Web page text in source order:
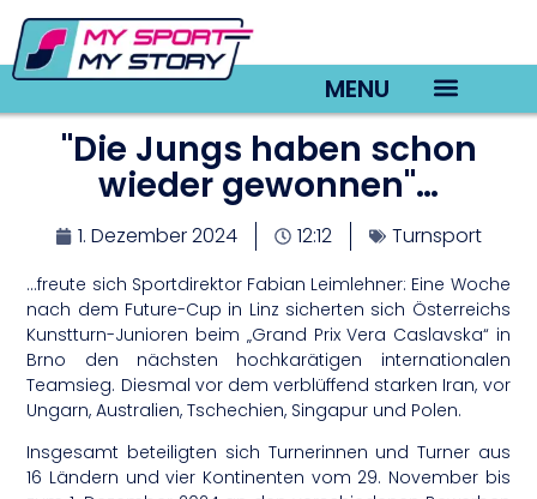
MENU
"Die Jungs haben schon
wieder gewonnen"…
1. Dezember 2024 12:12 Turnsport
…freute sich Sportdirektor Fabian Leimlehner: Eine Woche
nach dem Future-Cup in Linz sicherten sich Österreichs
Kunstturn-Junioren beim „Grand Prix Vera Caslavska“ in
Brno den nächsten hochkarätigen internationalen
Teamsieg. Diesmal vor dem verblüffend starken Iran, vor
Ungarn, Australien, Tschechien, Singapur und Polen.
Insgesamt beteiligten sich Turnerinnen und Turner aus
16 Ländern und vier Kontinenten vom 29. November bis